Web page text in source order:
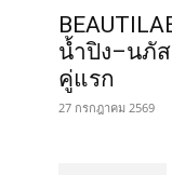
น้ำปิง–นภัส
คู่แรก
27 กรกฎาคม 2569